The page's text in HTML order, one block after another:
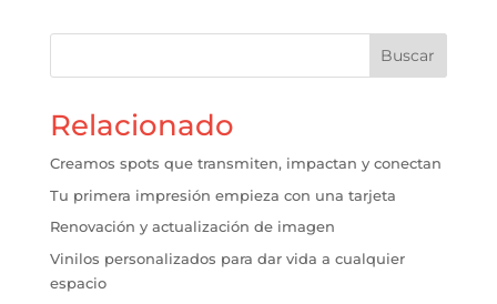
Buscar
Relacionado
Creamos spots que transmiten, impactan y conectan
Tu primera impresión empieza con una tarjeta
Renovación y actualización de imagen
Vinilos personalizados para dar vida a cualquier
espacio